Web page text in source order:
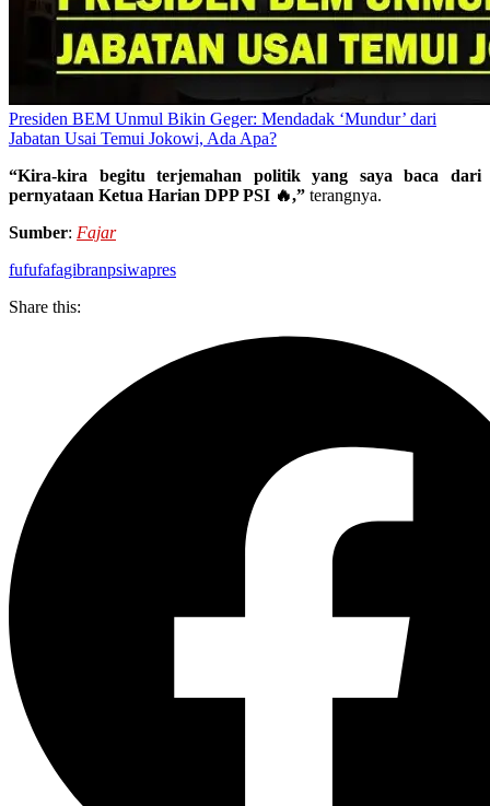
Presiden BEM Unmul Bikin Geger: Mendadak ‘Mundur’ dari
Jabatan Usai Temui Jokowi, Ada Apa?
“Kira-kira begitu terjemahan politik yang saya baca dari
pernyataan Ketua Harian DPP PSI 🔥,” terangnya.
Sumber: Fajar
fufufafagibranpsiwapres
Share this: